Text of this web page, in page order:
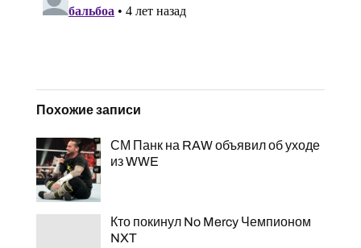
Похожие записи
СМ Панк на RAW объявил об уходе
из WWE
Кто покинул No Mercy Чемпионом
NXT